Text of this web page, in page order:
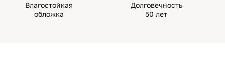
Влагостойкая
обложка
Долговечность
50 лет